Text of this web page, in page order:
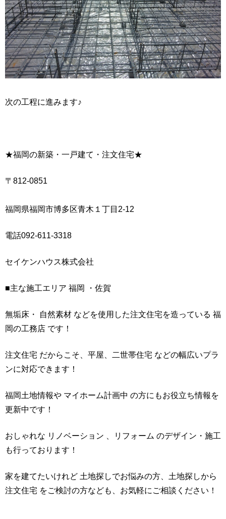
次の工程に進みます♪
★福岡の新築・一戸建て・注文住宅★
〒812-0851
福岡県福岡市博多区青木１丁目2-12
電話092-611-3318
セイケンハウス株式会社
■主な施工エリア 福岡 ・佐賀
無垢床・ 自然素材 などを使用した注文住宅を造っている 福
岡の工務店 です！
注文住宅 だからこそ、平屋、二世帯住宅 などの幅広いプラ
ンに対応できます！
福岡土地情報や マイホーム計画中 の方にもお役立ち情報を
更新中です！
おしゃれな リノベーション 、リフォーム のデザイン・施工
も行っております！
家を建てたいけれど 土地探しでお悩みの方、土地探しから
注文住宅 をご検討の方なども、お気軽にご相談ください！